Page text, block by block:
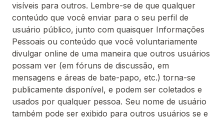
visíveis para outros. Lembre-se de que qualquer
conteúdo que você enviar para o seu perfil de
usuário público, junto com quaisquer Informações
Pessoais ou conteúdo que você voluntariamente
divulgar online de uma maneira que outros usuários
possam ver (em fóruns de discussão, em
mensagens e áreas de bate-papo, etc.) torna-se
publicamente disponível, e podem ser coletados e
usados por qualquer pessoa. Seu nome de usuário
também pode ser exibido para outros usuários se e